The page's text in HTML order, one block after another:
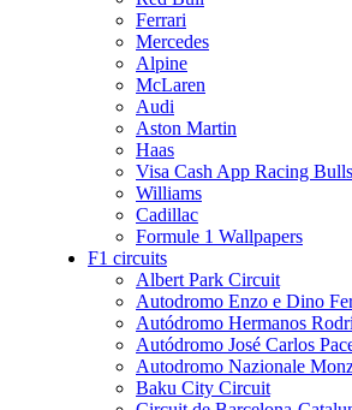
Ferrari
Mercedes
Alpine
McLaren
Audi
Aston Martin
Haas
Visa Cash App Racing Bulls
Williams
Cadillac
Formule 1 Wallpapers
F1 circuits
Albert Park Circuit
Autodromo Enzo e Dino
Autódromo Hermanos
Autódromo José Carlos
Autodromo Nazionale
Baku City Circuit